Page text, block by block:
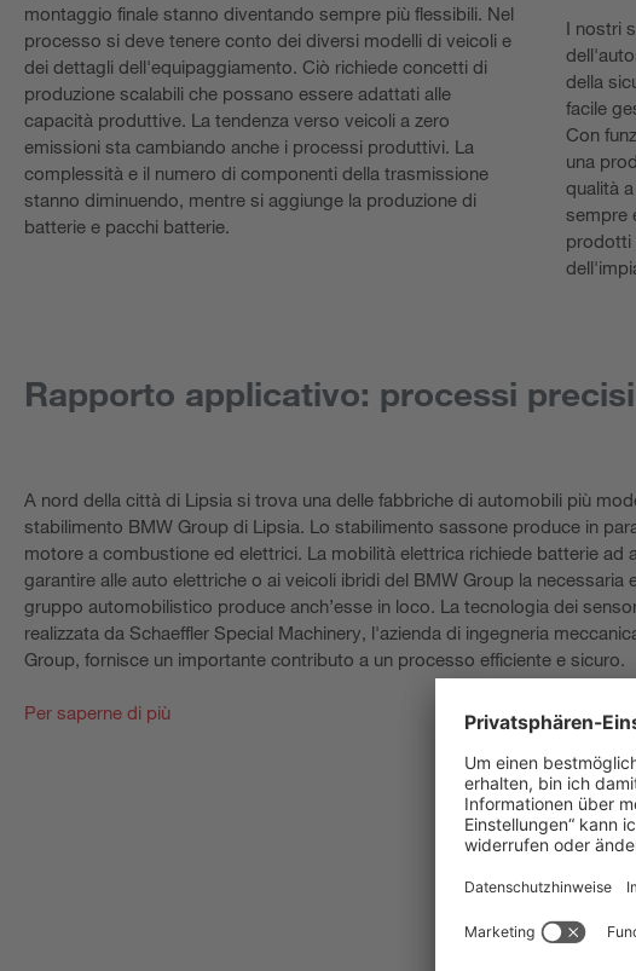
montaggio finale stanno diventando sempre più flessibili. Nel
processo si deve tenere conto dei diversi modelli di veicoli e
dei dettagli dell'equipaggiamento. Ciò richiede concetti di
produzione scalabili che possano essere adattati alle
capacità produttive. La tendenza verso veicoli a zero
emissioni sta cambiando anche i processi produttivi. La
complessità e il numero di componenti della trasmissione
stanno diminuendo, mentre si aggiunge la produzione di
batterie e pacchi batterie.
I nostri
della
facile
Con
una
qualità
sempre
prodotti
Rapporto applicativo: processi
A nord della città di Lipsia si trova una delle fabbriche di automobili più
stabilimento BMW Group di Lipsia. Lo stabilimento sassone produce in
motore a combustione ed elettrici. La mobilità elettrica richiede batterie ad
garantire alle auto elettriche o ai veicoli ibridi del BMW Group la necessaria
gruppo automobilistico produce anch’esse in loco. La tecnologia dei
realizzata da Schaeffler Special Machinery, l'azienda di ingegneria
Group, fornisce un importante contributo a un processo efficiente e sicuro.
Per saperne di più